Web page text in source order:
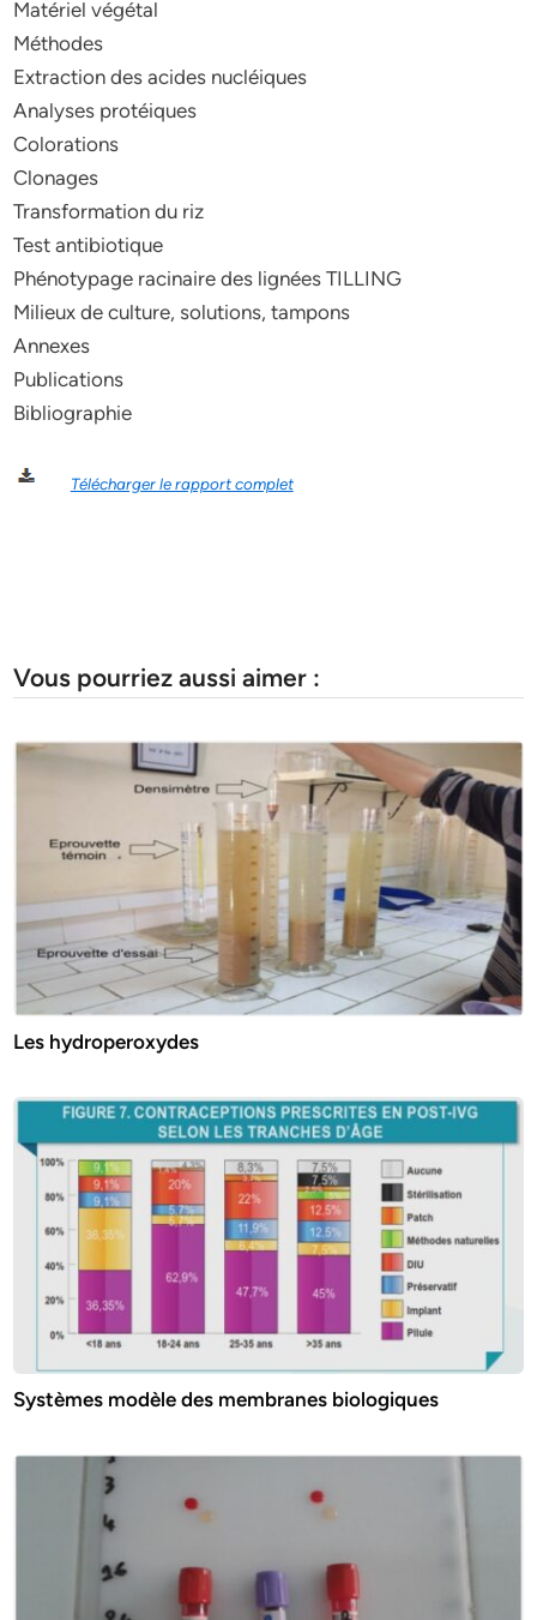
Matériel végétal
Méthodes
Extraction des acides nucléiques
Analyses protéiques
Colorations
Clonages
Transformation du riz
Test antibiotique
Phénotypage racinaire des lignées TILLING
Milieux de culture, solutions, tampons
Annexes
Publications
Bibliographie
Télécharger le rapport complet
Vous pourriez aussi aimer :
Les hydroperoxydes
Systèmes modèle des membranes biologiques